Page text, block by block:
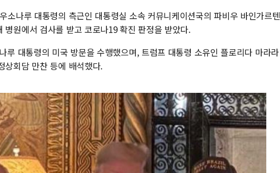
소나루 대통령의 측근인 대통령실 소속 커뮤니케이션국의 파비우 바인가르텐
병원에서 검사를 받고 코로나19 확진 판정을 받았다.
루 대통령의 미국 방문을 수행했으며, 트럼프 대통령 소유인 플로리다 마라라
상회담 만찬 등에 배석했다.